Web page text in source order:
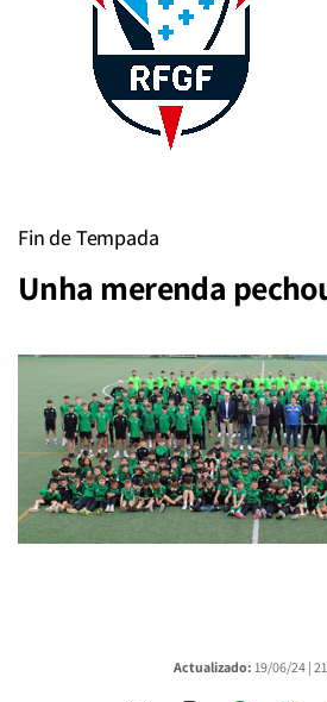
Fin de Tempada
Unha merenda
Actualizado: 19/06/24 |